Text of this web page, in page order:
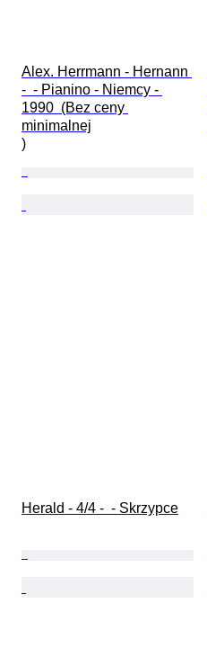
Alex. Herrmann - Hernann
-  - Pianino - Niemcy -
1990  (Bez ceny
minimalnej
)
Herald - 4/4 -  - Skrzypce